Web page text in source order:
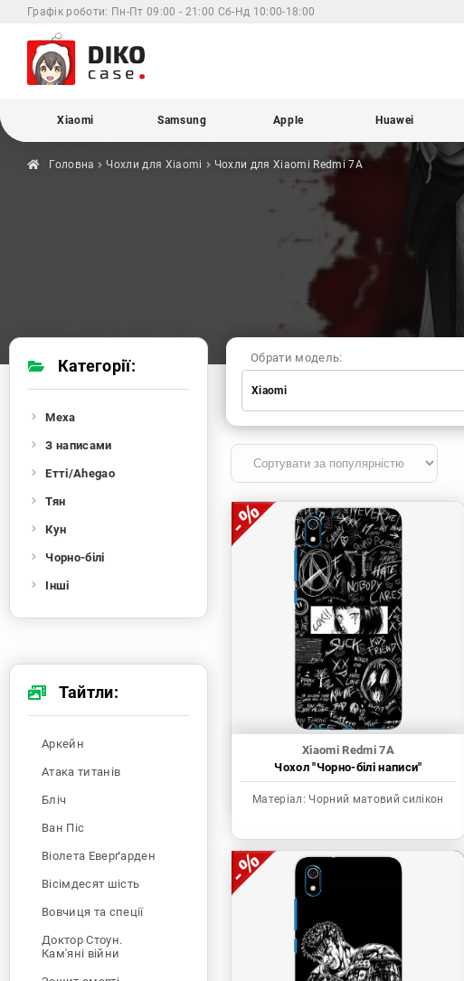
Графік роботи: Пн-Пт 09:00 - 21:00 Сб-Нд 10:00-18:00
Xiaomi Samsung Apple Huawei
Головна Чохли для Xiaomi Чохли для Xiaomi Redmi 7A
Обрати модель:
Xiaomi
Samsung
Huawei
Realme
TECNO
OnePlus
Google
Infinix
Sony
Motorola
Xiaomi Redmi 7A
Чохол "Чорно-білі написи"
Матеріал: Чорний матовий силікон
Категорії:
Меха
З написами
Етті/Ahegao
Тян
Кун
Чорно-білі
Інші
Тайтли:
Аркейн
Атака титанів
Бліч
Ван Піс
Віолета Еверґарден
Вісімдесят шість
Вовчиця та спеції
Доктор Стоун.
Кам'яні війни